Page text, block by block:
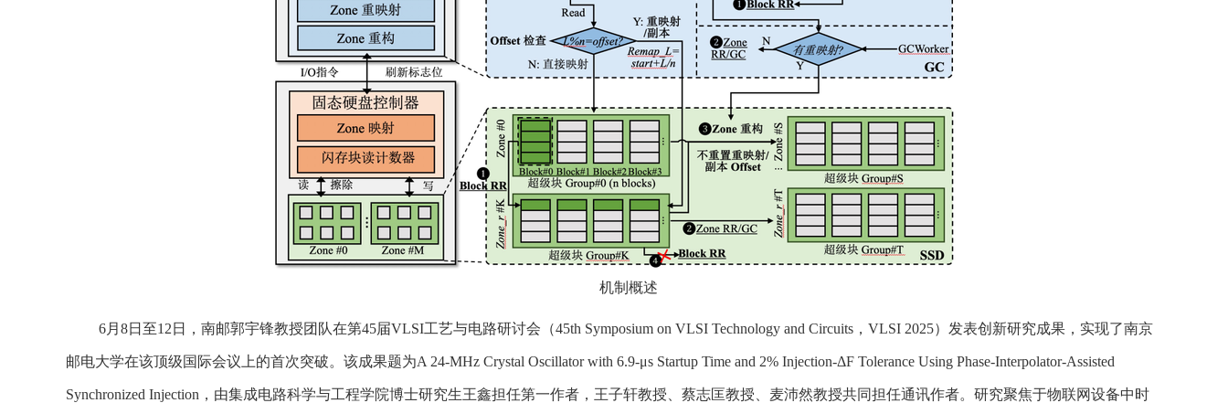
机制概述
6月8日至12日，南邮郭宇锋教授团队在第45届VLSI工艺与电路研讨会（45th Symposium on VLSI Technology and Circuits，VLSI 2025）发表创新研究成果，实现了南京
邮电大学在该顶级国际会议上的首次突破。该成果题为A 24-MHz Crystal Oscillator with 6.9-μs Startup Time and 2% Injection-ΔF Tolerance Using Phase-Interpolator-Assisted
Synchronized Injection ，由集成电路科学与工程学院博士研究生王鑫担任第一作者，王子轩教授、蔡志匡教授、麦沛然教授共同担任通讯作者。研究聚焦于物联网设备中时